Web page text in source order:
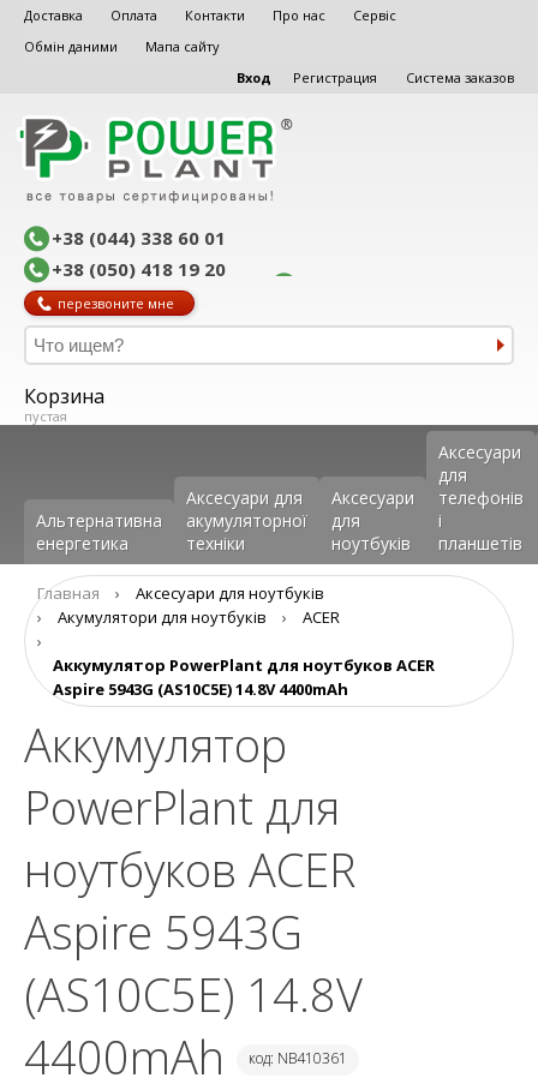
Доставка Оплата Контакти Про нас
Сервіс
Обмін даними
Мапа сайту
Вход
Регистрация Система заказов
+38 (044) 338 60 01
+38 (050) 418 19 20
перезвоните мне
Корзина
пустая
Альтернативна
енергетика
Аксесуари для
акумуляторної
техніки
Аксесуари
для
ноутбуків
Аксеcуари
для
телефонів
і
планшетів
Главная ›
Аксесуари для ноутбуків
›
Aкумулятори для ноутбуків ›
ACER
›
Аккумулятор PowerPlant для ноутбуков ACER
Aspire 5943G (AS10C5E) 14.8V 4400mAh
Аккумулятор
PowerPlant для
ноутбуков ACER
Aspire 5943G
(AS10C5E) 14.8V
4400mAh
код: NB410361